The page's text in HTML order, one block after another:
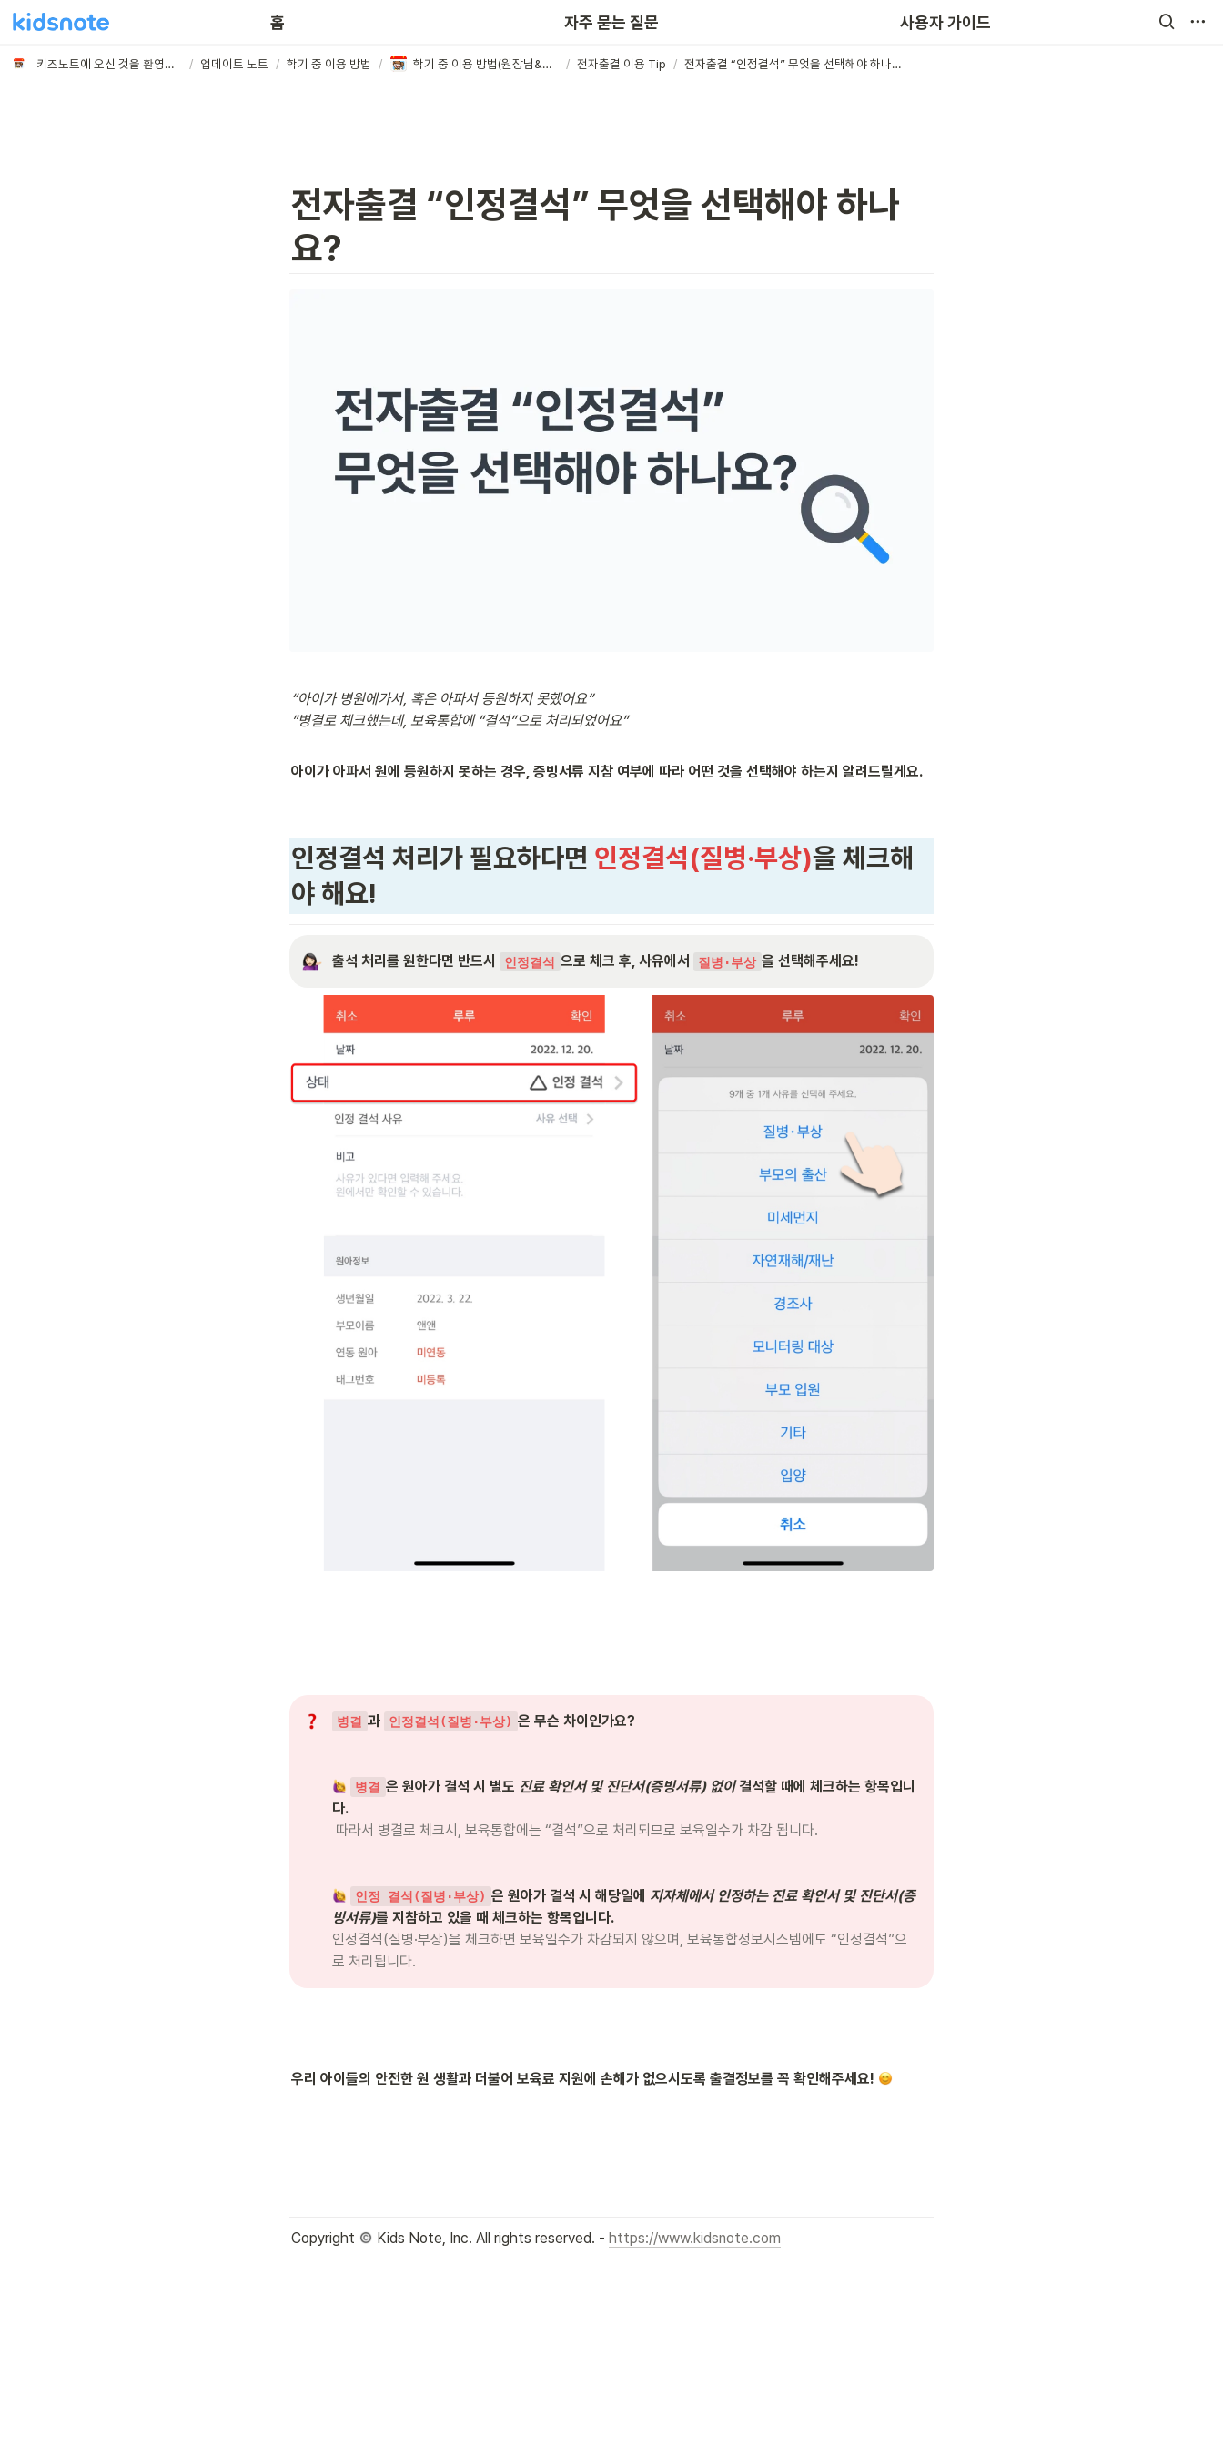
홈 자주 묻는 질문 사용자 가이드
키즈노트에 오신 것을 환영합니다 / 업데이트 노트 / 학기 중 이용 방법 / 학기 중 이용 방법(원장님&선생님) / 전자출결 이용 Tip / 전자출결 “인정결석” 무엇을 선택해야 하나요?
키노링크 원비결제
전자출결 “인정결석” 무엇을 선택해야 하나
요?
“아이가 병원에가서, 혹은 아파서 등원하지 못했어요”
”병결로 체크했는데, 보육통합에 “결석”으로 처리되었어요”
아이가 아파서 원에 등원하지 못하는 경우, 증빙서류 지참 여부에 따라 어떤 것을 선택해야 하는지 알려드릴게요.
인정결석 처리가 필요하다면 인정결석(질병·부상)을 체크해
야 해요!
출석 처리를 원한다면 반드시 인정결석 으로 체크 후, 사유에서 질병·부상 을 선택해주세요!
병결 과 인정결석(질병·부상) 은 무슨 차이인가요?
병결 은 원아가 결석 시 별도 진료 확인서 및 진단서(증빙서류) 없이 결석할 때에 체크하는 항목입니
따라서 병결로 체크시, 보육통합에는 “결석”으로 처리되므로 보육일수가 차감 됩니다.
인정 결석(질병·부상) 은 원아가 결석 시 해당일에 지자체에서 인정하는 진료 확인서 및 진단서(증
빙서류)
인정결석(질병·부상)을 체크하면 보육일수가 차감되지 않으며, 보육통합정보시스템에도 “인정결석”으
로 처리됩니다.
우리 아이들의 안전한 원 생활과 더불어 보육료 지원에 손해가 없으시도록 출결정보를 꼭 확인해주세요!
Copyright Kids Note, Inc. All rights reserved. - https://www.kidsnote.com